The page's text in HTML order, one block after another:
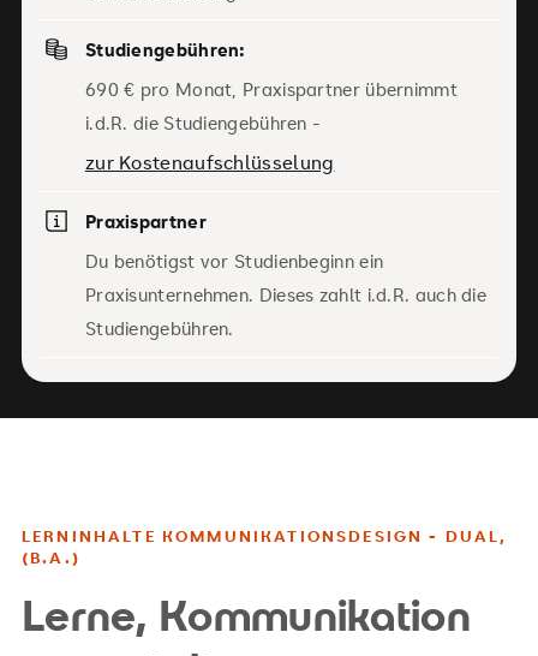
Studiengebühren:
690 € pro Monat, Praxispartner übernimmt
i.d.R. die Studiengebühren -
zur Kostenaufschlüsselung
Praxispartner
Du benötigst vor Studienbeginn ein
Praxisunternehmen. Dieses zahlt i.d.R. auch die
Studiengebühren.
LERNINHALTE KOMMUNIKATIONSDESIGN - DUAL,
(B.A.)
Lerne, Kommunikation